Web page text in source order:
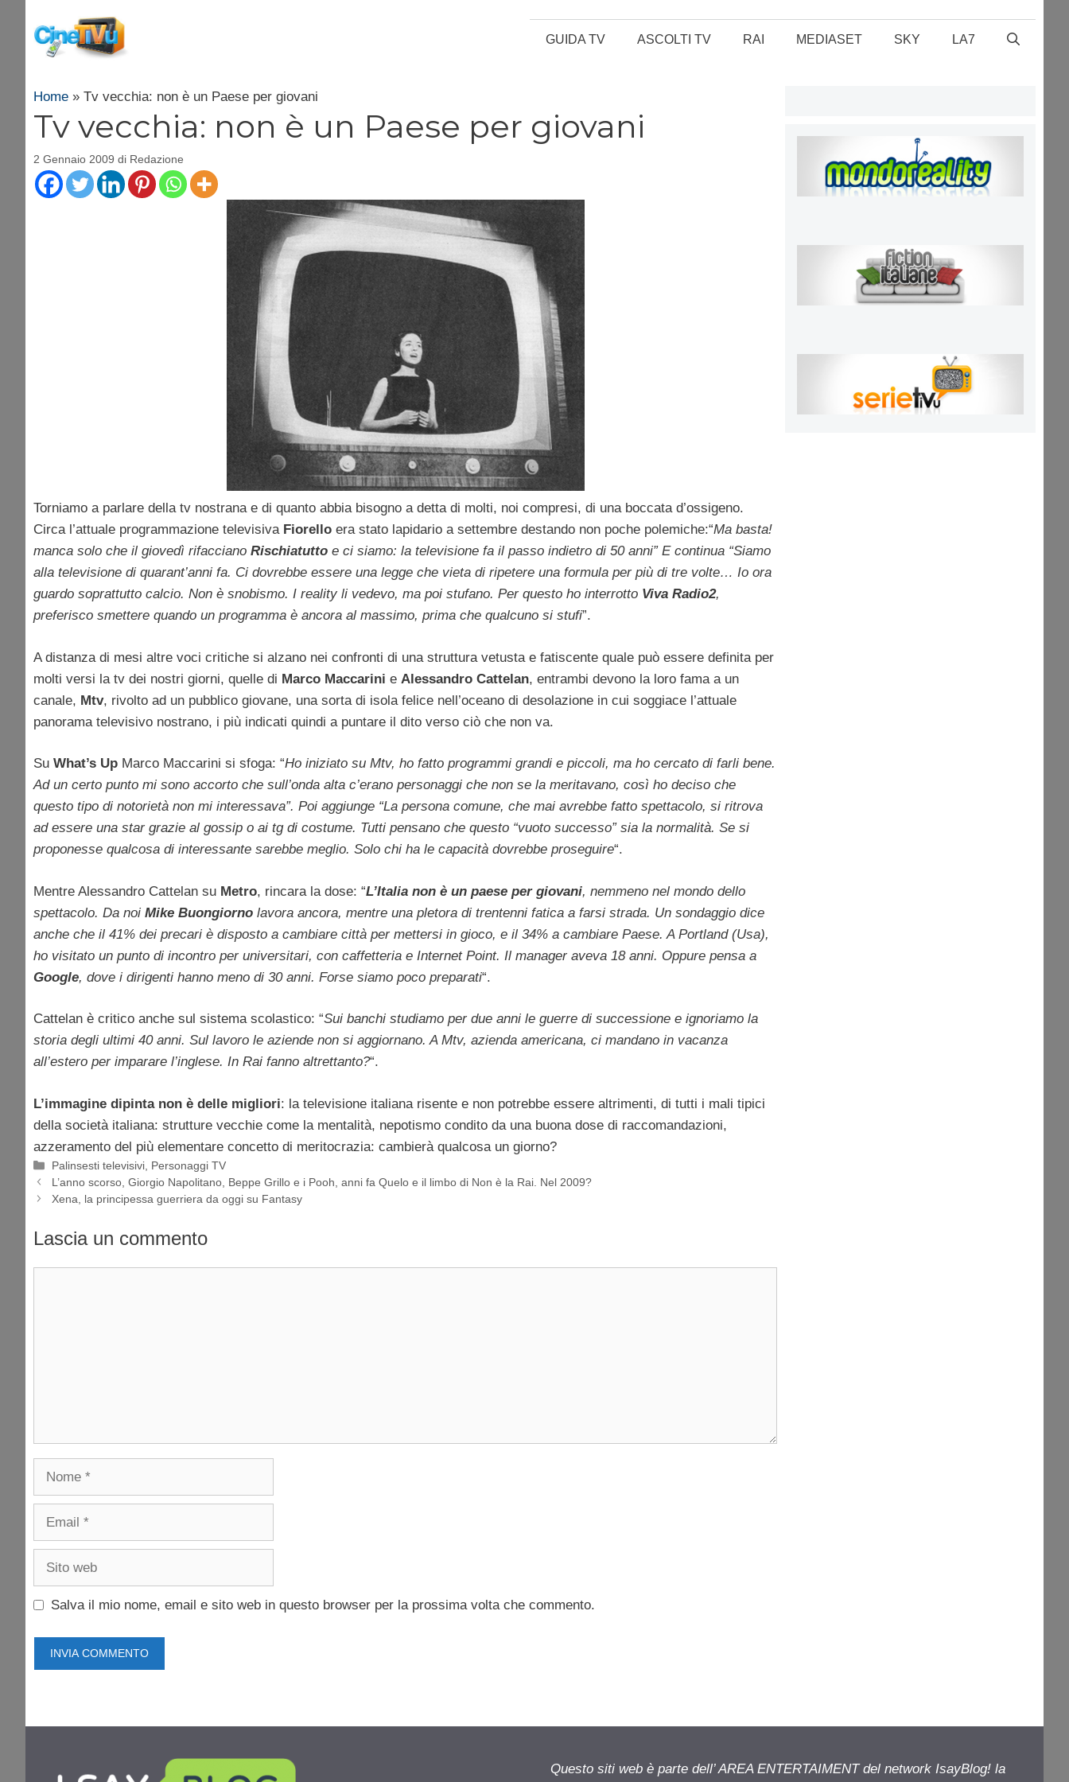
contenuto
GUIDA TV ASCOLTI TV RAI MEDIASET SKY LA7
Home » Tv vecchia: non è un Paese per giovani
Tv vecchia: non è un Paese per giovani
2 Gennaio 2009 di Redazione
Torniamo a parlare della tv nostrana e di quanto abbia bisogno a detta di molti, noi compresi, di una boccata d’ossigeno.
Circa l’attuale programmazione televisiva Fiorello era stato lapidario a settembre destando non poche polemiche:“Ma basta!
manca solo che il giovedì rifacciano Rischiatutto e ci siamo: la televisione fa il passo indietro di 50 anni” E continua “Siamo
alla televisione di quarant’anni fa. Ci dovrebbe essere una legge che vieta di ripetere una formula per più di tre volte… Io ora
guardo soprattutto calcio. Non è snobismo. I reality li vedevo, ma poi stufano. Per questo ho interrotto Viva Radio2,
preferisco smettere quando un programma è ancora al massimo, prima che qualcuno si stufi”.
A distanza di mesi altre voci critiche si alzano nei confronti di una struttura vetusta e fatiscente quale può essere definita per
molti versi la tv dei nostri giorni, quelle di Marco Maccarini e Alessandro Cattelan, entrambi devono la loro fama a un
canale, Mtv, rivolto ad un pubblico giovane, una sorta di isola felice nell’oceano di desolazione in cui soggiace l’attuale
panorama televisivo nostrano, i più indicati quindi a puntare il dito verso ciò che non va.
Su What’s Up Marco Maccarini si sfoga: “Ho iniziato su Mtv, ho fatto programmi grandi e piccoli, ma ho cercato di farli bene.
Ad un certo punto mi sono accorto che sull’onda alta c’erano personaggi che non se la meritavano, così ho deciso che
questo tipo di notorietà non mi interessava”. Poi aggiunge “La persona comune, che mai avrebbe fatto spettacolo, si ritrova
ad essere una star grazie al gossip o ai tg di costume. Tutti pensano che questo “vuoto successo” sia la normalità. Se si
proponesse qualcosa di interessante sarebbe meglio. Solo chi ha le capacità dovrebbe proseguire“.
Mentre Alessandro Cattelan su Metro, rincara la dose: “L’Italia non è un paese per giovani, nemmeno nel mondo dello
spettacolo. Da noi Mike Buongiorno lavora ancora, mentre una pletora di trentenni fatica a farsi strada. Un sondaggio dice
anche che il 41% dei precari è disposto a cambiare città per mettersi in gioco, e il 34% a cambiare Paese. A Portland (Usa),
ho visitato un punto di incontro per universitari, con caffetteria e Internet Point. Il manager aveva 18 anni. Oppure pensa a
Google, dove i dirigenti hanno meno di 30 anni. Forse siamo poco preparati“.
Cattelan è critico anche sul sistema scolastico: “Sui banchi studiamo per due anni le guerre di successione e ignoriamo la
storia degli ultimi 40 anni. Sul lavoro le aziende non si aggiornano. A Mtv, azienda americana, ci mandano in vacanza
all’estero per imparare l’inglese. In Rai fanno altrettanto?“.
L’immagine dipinta non è delle migliori: la televisione italiana risente e non potrebbe essere altrimenti, di tutti i mali tipici
della società italiana: strutture vecchie come la mentalità, nepotismo condito da una buona dose di raccomandazioni,
azzeramento del più elementare concetto di meritocrazia: cambierà qualcosa un giorno?
Categorie
Palinsesti televisivi Personaggi TV
L’anno scorso, Giorgio Napolitano, Beppe Grillo e i Pooh, anni fa Quelo e il limbo di Non è la Rai. Nel 2009?
Xena, la principessa guerriera da oggi su Fantasy
Lascia un commento
Nome
Email
Sito
Salva il mio nome, email e sito web in questo browser per la prossima volta che commento.
Questo siti web è parte dell’ AREA ENTERTAIMENT del network IsayBlog! la